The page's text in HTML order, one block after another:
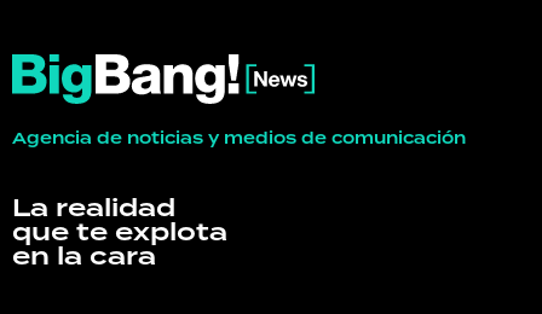
Agencia de noticias y medios de comunicación
La realidad
que te explota
en la cara